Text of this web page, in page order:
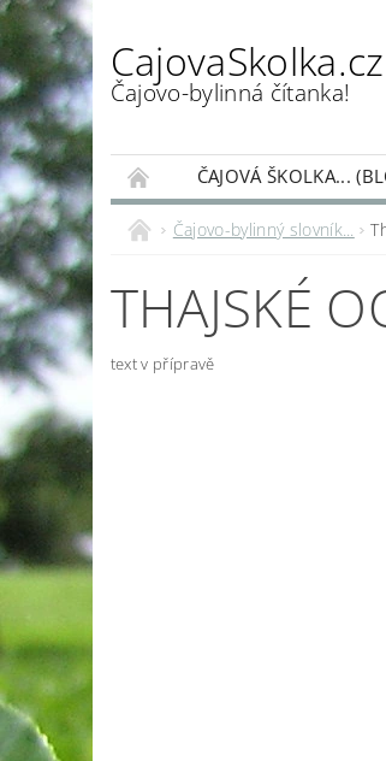
CajovaSkolka.cz
Čajovo-bylinná čítanka!
ČAJOVÁ ŠKOLKA...
PŘÍSPĚVEK NA PROVOZ
Čajovo-bylinný slovník...
THAJSKÉ
text v přípravě